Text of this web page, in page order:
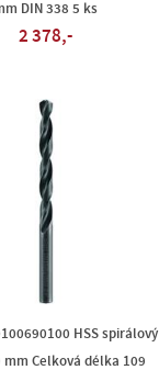
DIN 338 5 ks
2 378,-
HSS spirálový
Celková délka 109